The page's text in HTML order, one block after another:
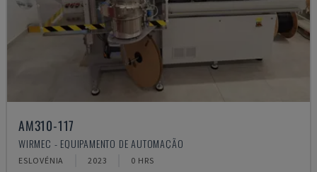
AM310-117
WIRMEC - EQUIPAMENTO DE AUTOMAÇÃO
ESLOVÉNIA 2023 0 HRS